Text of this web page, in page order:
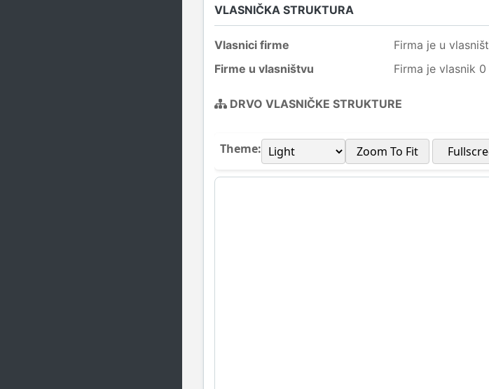
VLASNIČKA STRUKTURA
Vlasnici firme
Firma je u
Firme u vlasništvu
Firma je vlasnik
DRVO VLASNIČKE STRUKTURE
Theme: Zoom To Fit